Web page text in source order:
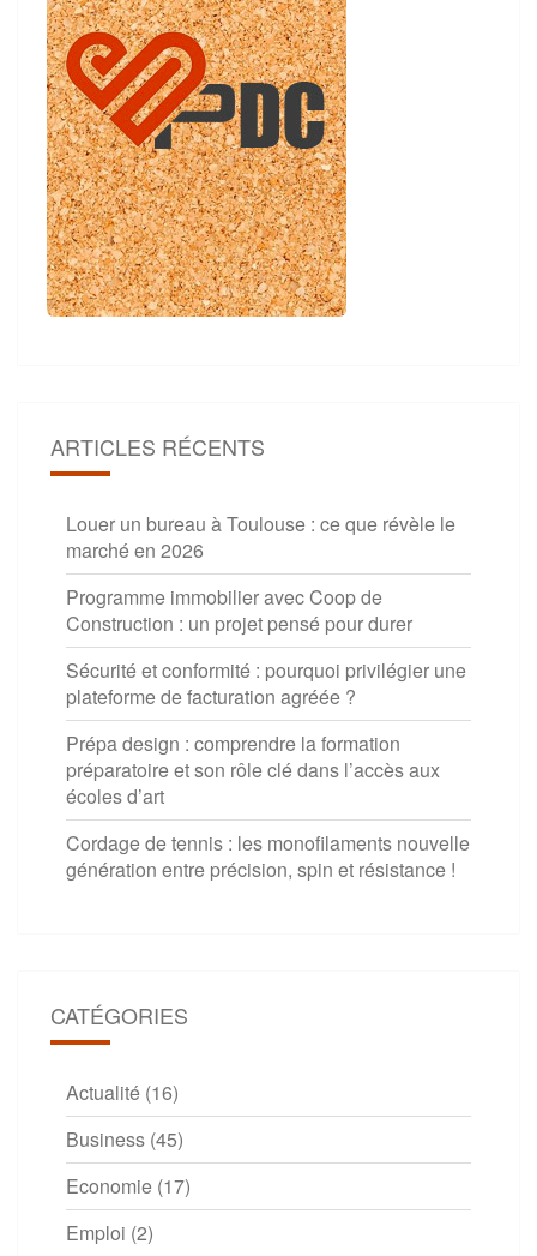
ARTICLES RÉCENTS
Louer un bureau à Toulouse : ce que révèle le
marché en 2026
Programme immobilier avec Coop de
Construction : un projet pensé pour durer
Sécurité et conformité : pourquoi privilégier une
plateforme de facturation agréée ?
Prépa design : comprendre la formation
préparatoire et son rôle clé dans l’accès aux
écoles d’art
Cordage de tennis : les monofilaments nouvelle
génération entre précision, spin et résistance !
CATÉGORIES
Actualité (16)
Business (45)
Economie (17)
Emploi (2)